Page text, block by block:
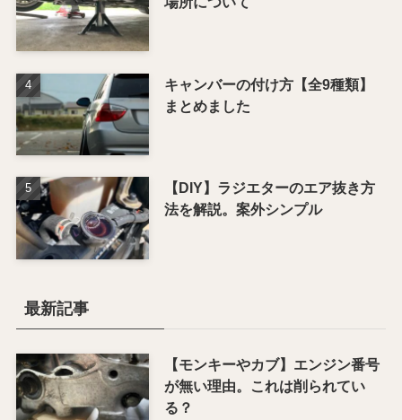
キャンバーの付け方【全9種類】
まとめました
【DIY】ラジエターのエア抜き方
法を解説。案外シンプル
最新記事
【モンキーやカブ】エンジン番号
が無い理由。これは削られてい
る？